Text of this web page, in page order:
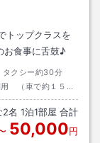
トップクラスを
お食事に舌鼓♪
クシー約30分
（車で約１５
2名 1泊1部屋 合計
50,000円